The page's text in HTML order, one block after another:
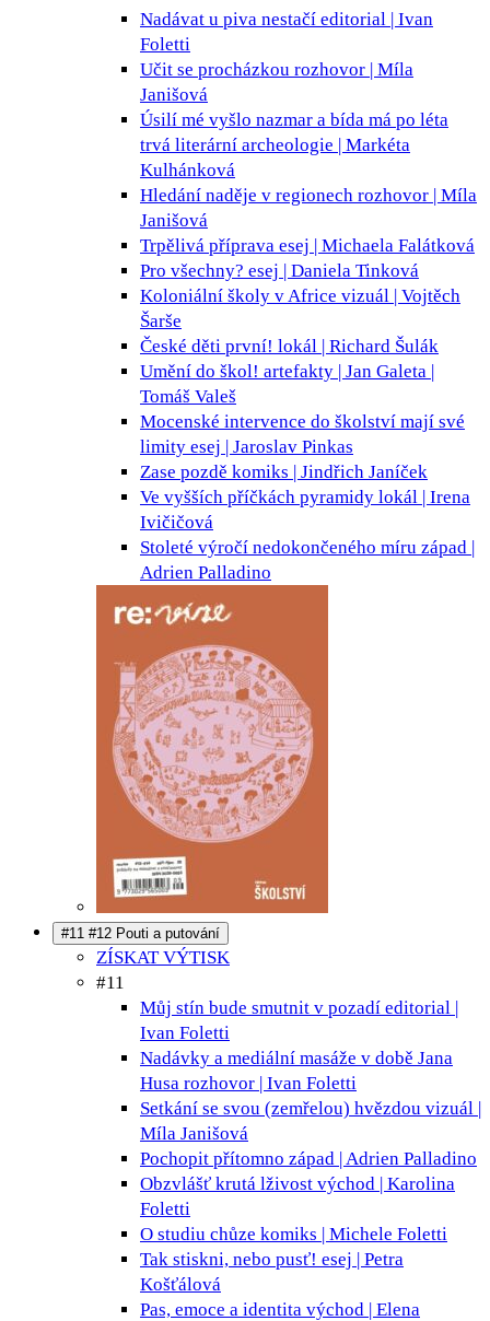
Nadávat u piva nestačí editorial | Ivan
Foletti
Učit se procházkou rozhovor | Míla
Janišová
Úsilí mé vyšlo nazmar a bída má po léta
trvá literární archeologie | Markéta
Kulhánková
Hledání naděje v regionech rozhovor | Míla
Janišová
Trpělivá příprava esej | Michaela Falátková
Pro všechny? esej | Daniela Tinková
Koloniální školy v Africe vizuál | Vojtěch
Šarše
České děti první! lokál | Richard Šulák
Umění do škol! artefakty | Jan Galeta |
Tomáš Valeš
Mocenské intervence do školství mají své
limity esej | Jaroslav Pinkas
Zase pozdě komiks | Jindřich Janíček
Ve vyšších příčkách pyramidy lokál | Irena
Ivičičová
Stoleté výročí nedokončeného míru západ |
Adrien Palladino
#11 #12 Pouti a putování
ZÍSKAT VÝTISK
#11
Můj stín bude smutnit v pozadí editorial |
Ivan Foletti
Nadávky a mediální masáže v době Jana
Husa rozhovor | Ivan Foletti
Setkání se svou (zemřelou) hvězdou vizuál |
Míla Janišová
Pochopit přítomno západ | Adrien Palladino
Obzvlášť krutá lživost východ | Karolina
Foletti
O studiu chůze komiks | Michele Foletti
Tak stiskni, nebo pusť! esej | Petra
Košťálová
Pas, emoce a identita východ | Elena